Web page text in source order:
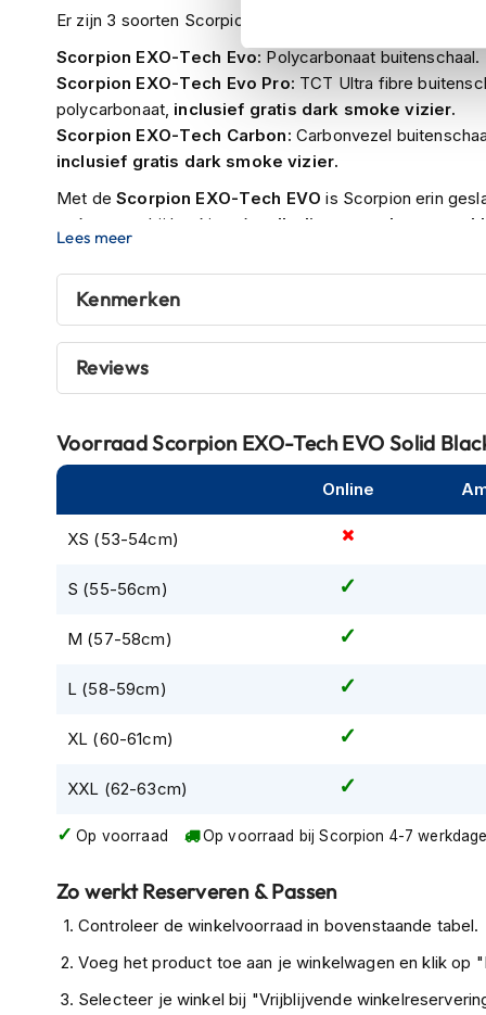
motorjassen
Motorbroeken
Heren
Dames
motorbroeken
motorbroeken
Waterdichte
motorbroeken
motorbroeken
Textiel
Gore-
motorbroeken
motorbroeken
Cargo
Motorjeans
Motorpakken
motorpak
motorpak
motorpak
Tweedelig
Er zijn 3 soorten Scorpion EXO-Tech Evo modellen, dit
Scorpion EXO-Tech Evo: Polycarbonaat buitenschaal.
Scorpion EXO-Tech Evo Pro: TCT Ultra fibre
polycarbonaat, inclusief gratis dark smoke vizier.
Scorpion EXO-Tech Carbon: Carbonvezel
inclusief gratis dark smoke vizier.
Met deScorpion EXO-Tech EVO is Scorpion erin
maken waarbij het kinstuk
volledig naar achteren
aerodynamica en een betere gewichtsverdeling
mogelijkheid om met het heldere vizier te blijven rijden
Scorpion EXO-Tech
De buitenschaal van deze helm is gemaakt van
om te weten is dat deze helm
jethelm goedgekeurd en als integraalhelm.
eenpinlock vizier. Dit om de kans op beslaan zoveel
Lees meer
Kenmerken
Reviews
VoorraadScorpion EXO-Tech EVO Solid
Online
XS (53-54cm)
S (55-56cm)
M (57-58cm)
L (58-59cm)
XL (60-61cm)
XXL (62-63cm)
Op voorraad Op voorraad bij Scorpion 4-7
Zo werkt Reserveren & Passen
Controleer de winkelvoorraad in bovenstaande tabel.
Voeg het product toe aan je winkelwagen en klik op
Selecteer je winkel bij "Vrijblijvende